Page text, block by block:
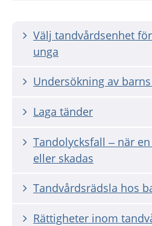
Välj tandvårdsenhet
unga
Undersökning av
Laga tänder
Tandolycksfall – när
eller skadas
Tandvårdsrädsla hos
Rättigheter inom